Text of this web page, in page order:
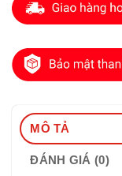
MÔ TẢ
ĐÁNH GIÁ (0)